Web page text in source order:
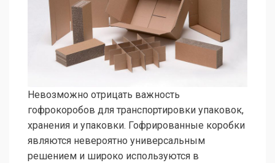
Невозможно отрицать важность
гофрокоробов для транспортировки упаковок,
хранения и упаковки. Гофрированные коробки
являются невероятно универсальным
решением и широко используются в